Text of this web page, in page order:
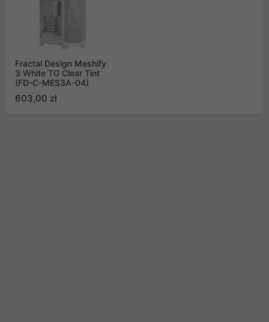
Fractal Design Meshify
3 White TG Clear Tint
(FD-C-MES3A-04)
603,00 zł